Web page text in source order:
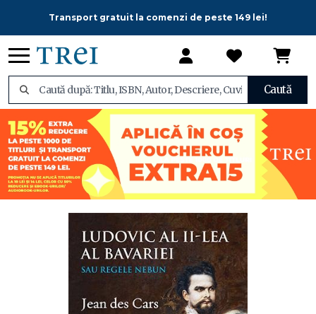
Transport gratuit la comenzi de peste 149 lei!
Caută